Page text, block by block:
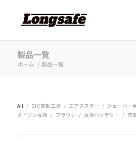
製品一覧
ホーム / 製品一覧
All / DIY/電動工具 / エアダスター / シェーバー
ダイソン互換 / ブラウン / 互換バッテリー / 充